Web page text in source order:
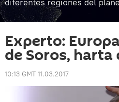
Experto:
de Soros, harta
10:13 GMT 11.03.2017